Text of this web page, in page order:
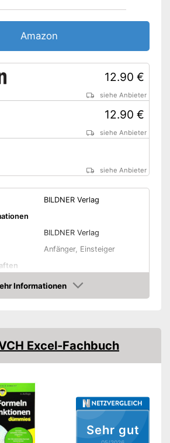
Amazon
12.90 €
siehe Anbieter
12.90 €
siehe Anbieter
siehe Anbieter
BILDNER Verlag
BILDNER Verlag
Anfänger, Einsteiger
siehe Anbieter
Informationen
Sehr gut
Excel-Fachbuch